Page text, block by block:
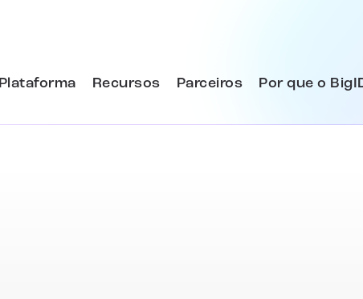
Plataforma Recursos Parceiros Por que o